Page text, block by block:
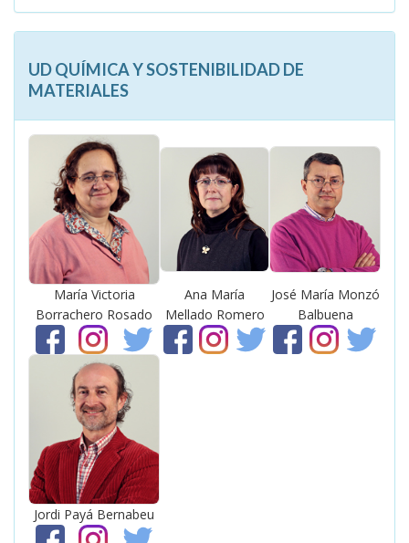
UD QUÍMICA Y SOSTENIBILIDAD DE
MATERIALES
María Victoria
Borrachero Rosado
Ana María
Mellado Romero
José María Monzó
Balbuena
Jordi Payá Bernabeu